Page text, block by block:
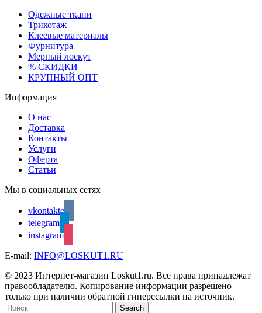
Одежные ткани
Трикотаж
Клеевые материалы
Фурнитура
Мерный лоскут
% СКИДКИ
КРУПНЫЙ ОПТ
Информация
О нас
Доставка
Контакты
Услуги
Оферта
Статьи
Мы в социальных сетях
vkontakte
telegram
instagram
E-mail: INFO@LOSKUT1.RU
© 2023 Интернет-магазин Loskut1.ru. Все права принадлежат
правообладателю. Копирование информации разрешено
только при наличии обратной гиперссылки на источник.
Search